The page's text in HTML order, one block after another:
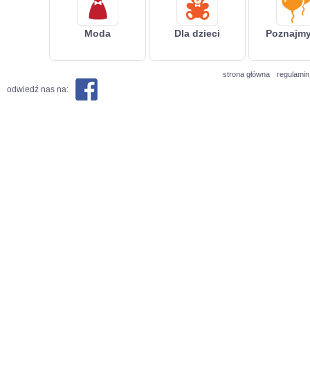
Moda Dla dzieci
strona główna regulamin
odwiedź nas na: